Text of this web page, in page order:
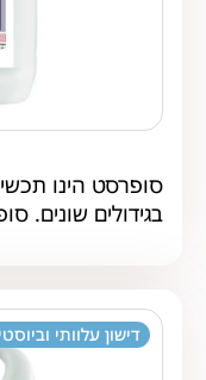
סופרסט הינו
בגידולים שונים.
דישון עלוותי